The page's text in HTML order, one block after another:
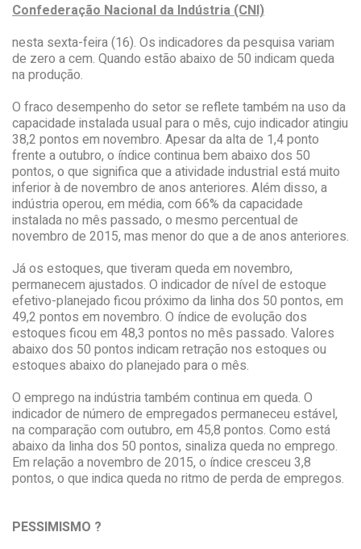
Confederação Nacional da Indústria (CNI)
nesta sexta-feira (16). Os indicadores da pesquisa variam
de zero a cem. Quando estão abaixo de 50 indicam queda
na produção.
O fraco desempenho do setor se reflete também na uso da
capacidade instalada usual para o mês, cujo indicador atingiu
38,2 pontos em novembro. Apesar da alta de 1,4 ponto
frente a outubro, o índice continua bem abaixo dos 50
pontos, o que significa que a atividade industrial está muito
inferior à de novembro de anos anteriores. Além disso, a
indústria operou, em média, com 66% da capacidade
instalada no mês passado, o mesmo percentual de
novembro de 2015, mas menor do que a de anos anteriores.
Já os estoques, que tiveram queda em novembro,
permanecem ajustados. O indicador de nível de estoque
efetivo-planejado ficou próximo da linha dos 50 pontos, em
49,2 pontos em novembro. O índice de evolução dos
estoques ficou em 48,3 pontos no mês passado. Valores
abaixo dos 50 pontos indicam retração nos estoques ou
estoques abaixo do planejado para o mês.
O emprego na indústria também continua em queda. O
indicador de número de empregados permaneceu estável,
na comparação com outubro, em 45,8 pontos. Como está
abaixo da linha dos 50 pontos, sinaliza queda no emprego.
Em relação a novembro de 2015, o índice cresceu 3,8
pontos, o que indica queda no ritmo de perda de empregos.
PESSIMISMO ?